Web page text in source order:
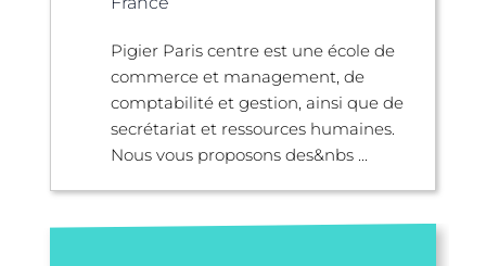
Pigier Paris centre est une école de
commerce et management, de
comptabilité et gestion, ainsi que de
secrétariat et ressources humaines.
Nous vous proposons des&nbs ...